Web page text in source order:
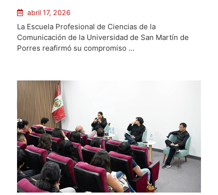
abril 17, 2026
La Escuela Profesional de Ciencias de la
Comunicación de la Universidad de San Martín de
Porres reafirmó su compromiso ...